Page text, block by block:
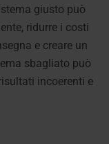
giusto può
ridurre i costi
e creare un
sbagliato può
incoerenti e